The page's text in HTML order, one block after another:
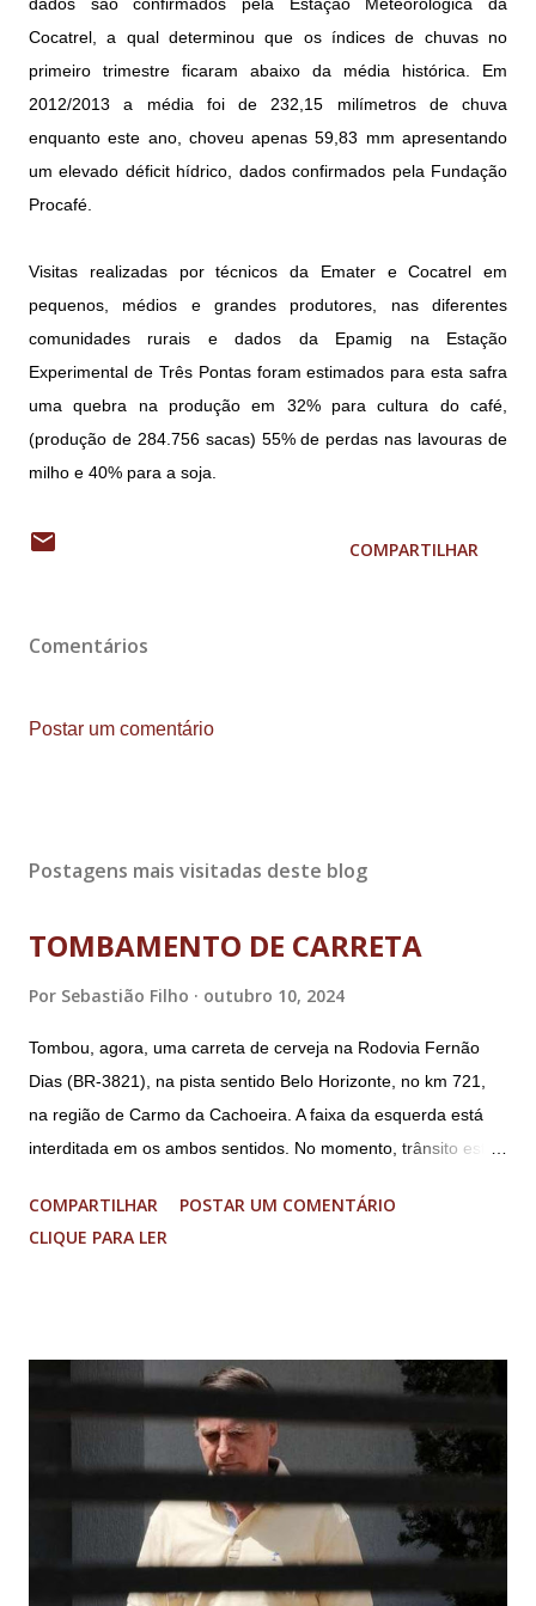
dados são confirmados pela Estação Meteorológica da
Cocatrel, a qual determinou que os índices de chuvas no
primeiro trimestre ficaram abaixo da média histórica. Em
2012/2013 a média foi de 232,15 milímetros de chuva
enquanto este ano, choveu apenas 59,83 mm apresentando
um elevado déficit hídrico, dados confirmados pela Fundação
Procafé.
Visitas realizadas por técnicos da Emater e Cocatrel em
pequenos, médios e grandes produtores, nas diferentes
comunidades rurais e dados da Epamig na Estação
Experimental de Três Pontas foram estimados para esta safra
uma quebra na produção em 32% para cultura do café,
(produção de 284.756 sacas) 55% de perdas nas lavouras de
milho e 40% para a soja.
COMPARTILHAR
Comentários
Postar um comentário
Postagens mais visitadas deste blog
TOMBAMENTO DE CARRETA
Por Sebastião Filho outubro 10, 2024
Tombou, agora, uma carreta de cerveja na Rodovia Fernão
Dias (BR-3821), na pista sentido Belo Horizonte, no km 721,
na região de Carmo da Cachoeira. A faixa da esquerda está
interditada em os ambos sentidos. No momento, trânsito está
Imagens @transitofernaodias *Por Sebastião Filho
COMPARTILHAR
POSTAR UM COMENTÁRIO
CLIQUE PARA LER